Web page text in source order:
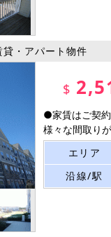
・アパート物件
$
●家賃はご契
様々な間取り
エリア
沿線/駅